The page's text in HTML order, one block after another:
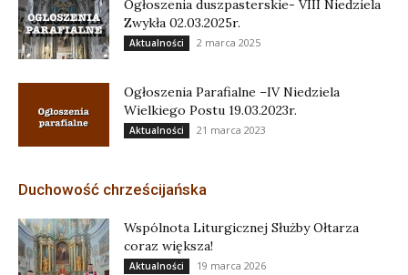
Ogłoszenia duszpasterskie- VIII Niedziela
Zwykła 02.03.2025r.
Aktualności 2 marca 2025
Ogłoszenia Parafialne –IV Niedziela
Wielkiego Postu 19.03.2023r.
Aktualności 21 marca 2023
Duchowość chrześcijańska
Wspólnota Liturgicznej Służby Ołtarza
coraz większa!
Aktualności 19 marca 2026